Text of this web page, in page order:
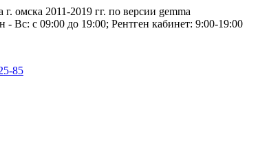
омска 2011-2019 гг. по версии gemma
- Вс: с 09:00 до 19:00; Рентген кабинет: 9:00-19:00
85